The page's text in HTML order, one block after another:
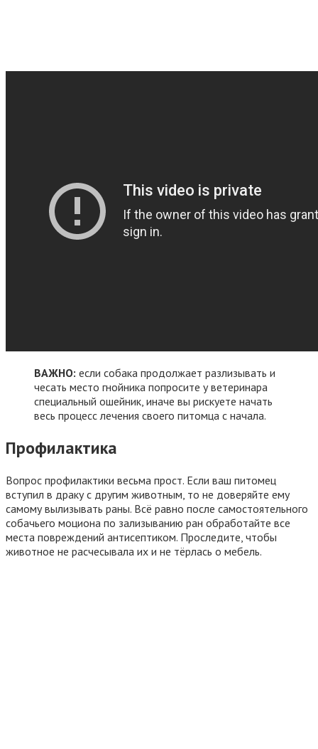
ВАЖНО: если собака продолжает разлизывать и
чесать место гнойника попросите у ветеринара
специальный ошейник, иначе вы рискуете начать
весь процесс лечения своего питомца с начала.
Профилактика
Вопрос профилактики весьма прост. Если ваш питомец
вступил в драку с другим животным, то не доверяйте ему
самому вылизывать раны. Всё равно после самостоятельного
собачьего моциона по зализыванию ран обработайте все
места повреждений антисептиком. Проследите, чтобы
животное не расчесывала их и не тёрлась о мебель.